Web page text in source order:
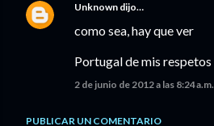
Unknown dijo…
como sea, hay que ver
Portugal de mis respetos
2 de junio de 2012 a las 8:24 a.m.
PUBLICAR UN COMENTARIO